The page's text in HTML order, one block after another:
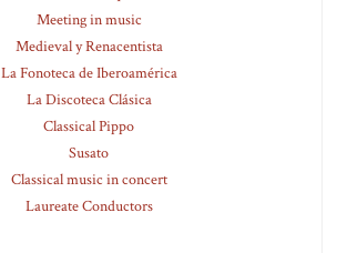
Meeting in music
Medieval y Renacentista
La Fonoteca de Iberoamérica
La Discoteca Clásica
Classical Pippo
Susato
Classical music in concert
Laureate Conductors